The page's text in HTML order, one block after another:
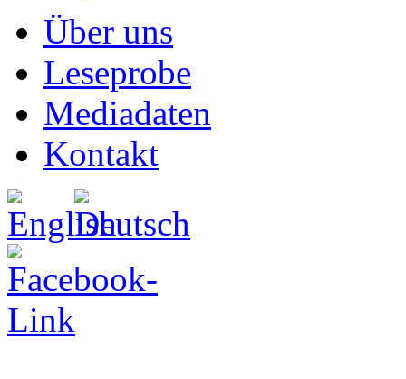
Über uns
Leseprobe
Mediadaten
Kontakt